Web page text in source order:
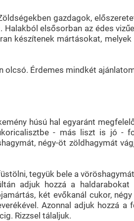
gazdagok,
elsősorban az édes
készítenek mártásokat,
olcsó. Érdemes mindkét
húsú hal egyaránt
- más liszt is jó -
négy-öt zöldhagymát
tegyük bele a
adjuk hozzá a haldarabokat
két evőkanál cukor,
Azonnal adjuk hozzá a
Rizzsel tálaljuk.